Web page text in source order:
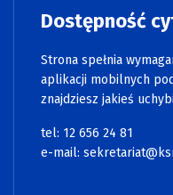
Dostępność
Strona spełnia
aplikacji mobilnych
znajdziesz jakieś
tel: 12 656 24 81
e-mail: